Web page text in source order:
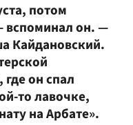
потом
вспоминал он. —
Кайдановский.
он спал
то лавочке,
на Арбате».